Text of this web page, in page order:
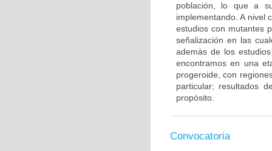
población, lo que a
implementando. A nivel
estudios con mutantes
señalización en las
ademàs de los
encontramos en una
progeroide, con
particular; resultados
propòsito.
Convocatoria